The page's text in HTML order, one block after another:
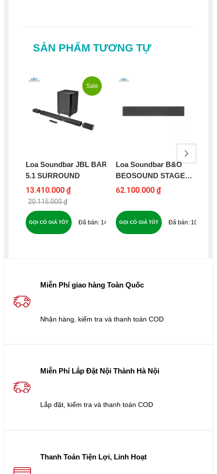
SẢN PHẨM TƯƠNG TỰ
Sale
Loa Soundbar JBL BAR
5.1 SURROUND
13.410.000 ₫
20.115.000 ₫
148
GỌI CÓ GIÁ TỐT
Loa Soundbar B&O
BEOSOUND STAGE
SMOKED OAK LIMITED
62.100.000 ₫
100
GỌI CÓ GIÁ TỐT
Miễn Phí giao hàng Toàn Quốc
Nhận hàng, kiểm tra và thanh toán COD
Miễn Phí Lắp Đặt Nội Thành Hà Nội
Lắp đặt, kiểm tra và thanh toán COD
Thanh Toán Tiện Lợi, Linh Hoạt